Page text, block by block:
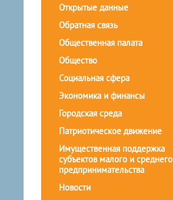
Открытые данные
Обратная связь
Общественная палата
Общество
Социальная сфера
Экономика и финансы
Городская среда
Патриотическое движение
Имущественная поддержка
субъектов малого и среднего
предпринимательства
Новости